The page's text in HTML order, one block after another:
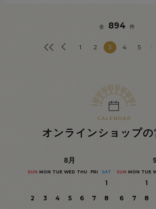
全 894 件
1 2 3 4 5
オンラインショップの
8月
SUN MON TUE WED THU FRI SAT
1
2
3 4 5 6 7
8
SUN MON TUE
1
6
7 8